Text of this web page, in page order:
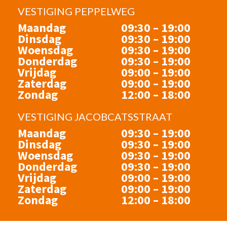
VESTIGING PEPPELWEG
Maandag
Dinsdag
Woensdag
Donderdag
Vrijdag
Zaterdag
Zondag
09:30 – 19:00
09:30 – 19:00
09:30 – 19:00
09:30 – 19:00
09:00 – 19:00
09:00 – 19:00
12:00 – 18:00
VESTIGING JACOBCATSSTRAAT
Maandag
Dinsdag
Woensdag
Donderdag
Vrijdag
Zaterdag
Zondag
09:30 – 19:00
09:30 – 19:00
09:30 – 19:00
09:30 – 19:00
09:00 – 19:00
09:00 – 19:00
12:00 – 18:00